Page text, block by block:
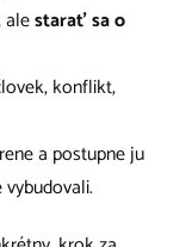
alestarať sa o
konflikt,
a postupne ju